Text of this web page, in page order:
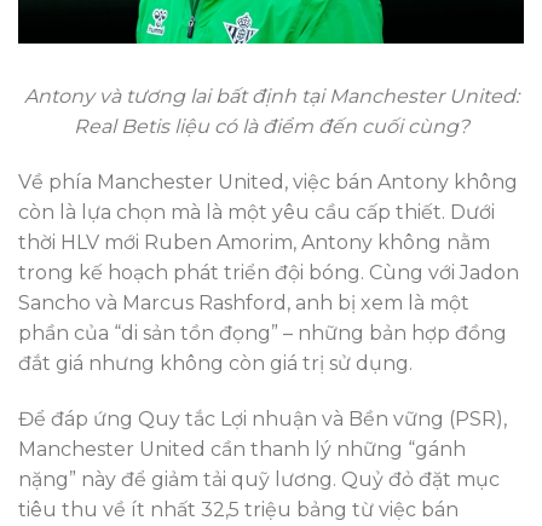
Antony và tương lai bất định tại Manchester United:
Real Betis liệu có là điểm đến cuối cùng?
Về phía Manchester United, việc bán Antony không
còn là lựa chọn mà là một yêu cầu cấp thiết. Dưới
thời HLV mới Ruben Amorim, Antony không nằm
trong kế hoạch phát triển đội bóng. Cùng với Jadon
Sancho và Marcus Rashford, anh bị xem là một
phần của “di sản tồn đọng” – những bản hợp đồng
đắt giá nhưng không còn giá trị sử dụng.
Để đáp ứng Quy tắc Lợi nhuận và Bền vững (PSR),
Manchester United cần thanh lý những “gánh
nặng” này để giảm tải quỹ lương. Quỷ đỏ đặt mục
tiêu thu về ít nhất 32,5 triệu bảng từ việc bán